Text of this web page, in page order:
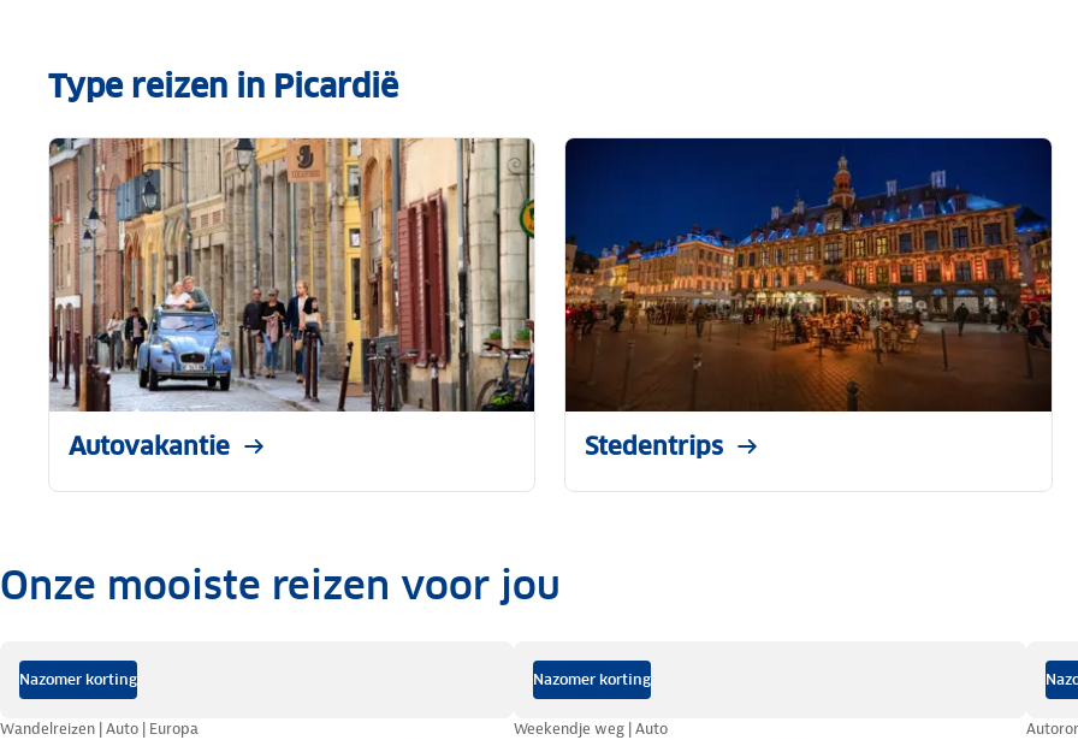
Type reizen in Picardië
Autovakantie Stedentrips
.Onze mooiste reizen voor jou
Nazomer korting
Wandelreizen | Auto | Europa
Nazomer korting
Weekendje weg | Auto